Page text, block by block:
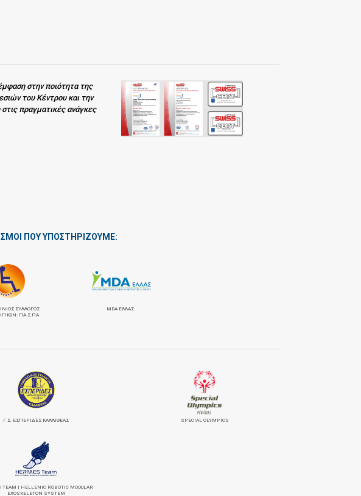
στην ποιότητα της
του Κέντρου και την
πραγματικές ανάγκες
ΠΟΥ ΥΠΟΣΤΗΡΙΖΟΥΜΕ:
ΣΎΛΛΟΓΟΣ
ΠΑ.Σ.ΠΑ
MDA ΕΛΛΑΣ
Γ.Σ. ΕΣΠΕΡΙΔΕΣ ΚΑΛΛΙΘΕΑΣ SPECIAL OLYMPICS
TEAM | HELLENIC ROBOTIC MODULAR
EXOSKELETON SYSTEM